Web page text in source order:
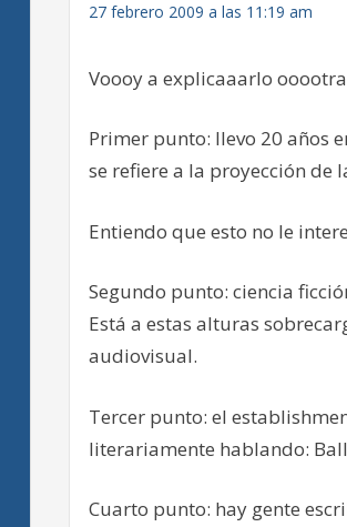
27 febrero 2009 a las 11:19 am
Voooy a explicaaarlo ooootra
Primer punto: llevo 20 años
se refiere a la proyección de
Entiendo que esto no le
Segundo punto: ciencia
Está a estas alturas
audiovisual.
Tercer punto: el
literariamente hablando:
Cuarto punto: hay gente